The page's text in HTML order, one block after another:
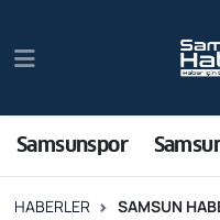
Samsunspor
HABERLER SAMSUN
Samsun Haber
Sağlık
Trafik Durumu
Süper Lig Puan